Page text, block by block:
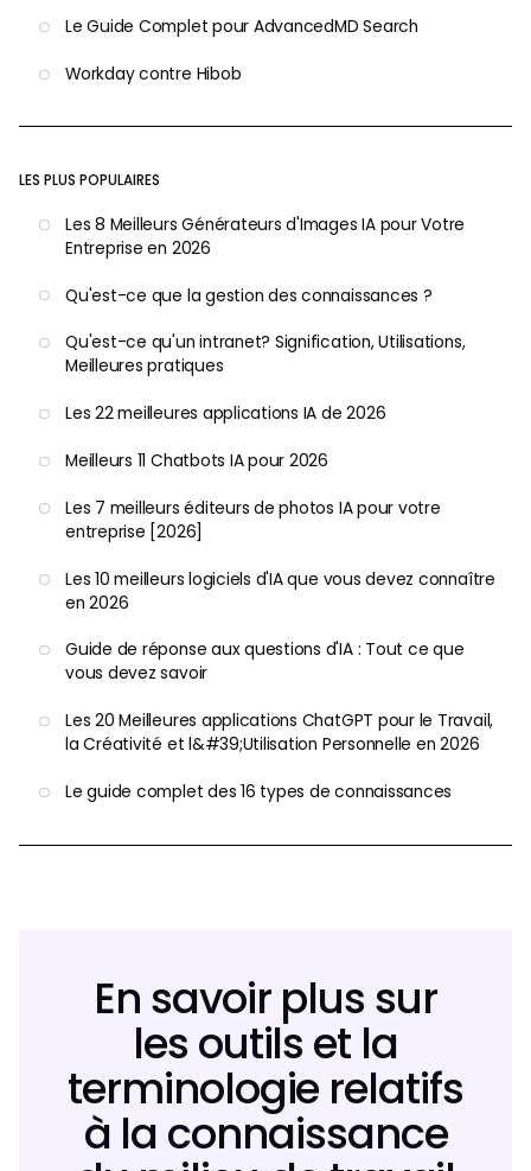
Le Guide Complet pour AdvancedMD Search
Workday contre Hibob
LES PLUS POPULAIRES
Les 8 Meilleurs Générateurs d'Images IA pour Votre
Entreprise en 2026
Qu'est-ce que la gestion des connaissances ?
Qu'est-ce qu'un intranet? Signification, Utilisations,
Meilleures pratiques
Les 22 meilleures applications IA de 2026
Meilleurs 11 Chatbots IA pour 2026
Les 7 meilleurs éditeurs de photos IA pour votre
entreprise [2026]
Les 10 meilleurs logiciels d'IA que vous devez connaître
en 2026
Guide de réponse aux questions d'IA : Tout ce que
vous devez savoir
Les 20 Meilleures applications ChatGPT pour le Travail,
la Créativité et l&#39;Utilisation Personnelle en 2026
Le guide complet des 16 types de connaissances
En savoir plus sur
les outils et la
terminologie relatifs
à la connaissance